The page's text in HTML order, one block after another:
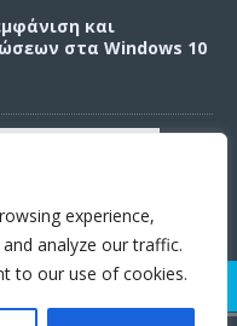
experience,
analyze our traffic.
to our use of cookies.
και
στα Windows 10
10